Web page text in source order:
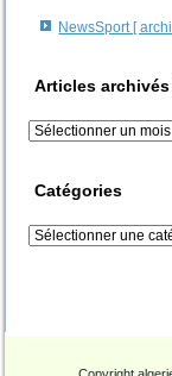
NewsSport [
Articles
Articles
archivés
Catégories
Catégories